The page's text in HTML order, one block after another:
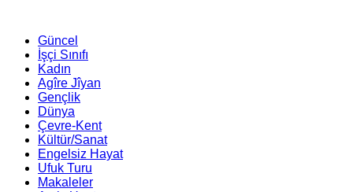
Güncel
İşçi Sınıfı
Kadın
Agîre Jîyan
Gençlik
Dünya
Çevre-Kent
Kültür/Sanat
Engelsiz Hayat
Ufuk Turu
Makaleler